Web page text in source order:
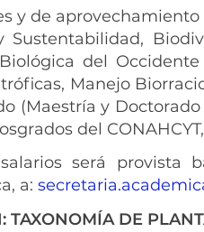
y de
del
Manejo
(Maestría y
del
será provista
a:
DE